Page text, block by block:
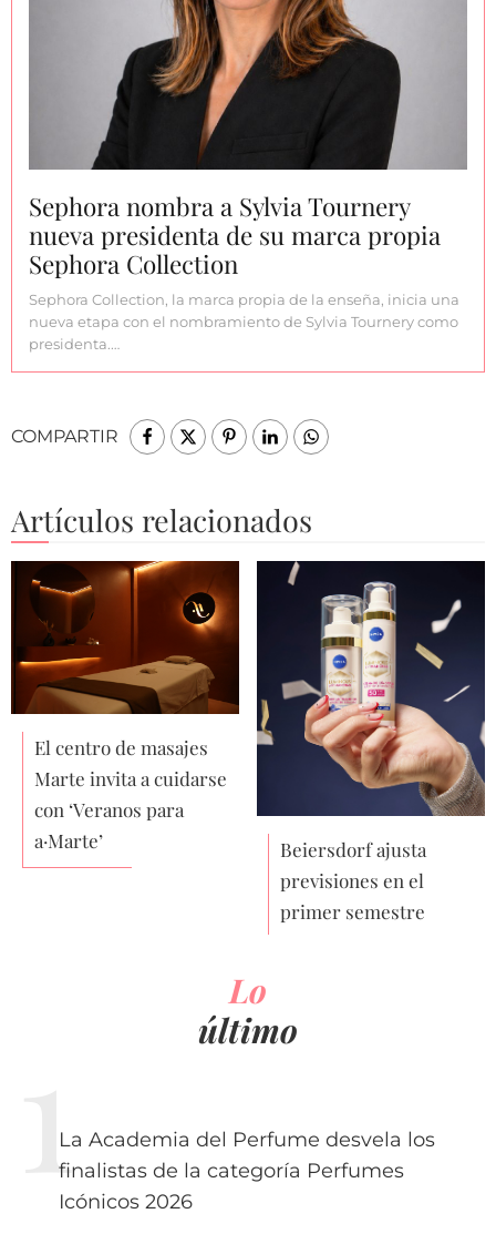
Sephora nombra a Sylvia Tournery
nueva presidenta de su marca propia
Sephora Collection
Sephora Collection, la marca propia de la enseña, inicia una
nueva etapa con el nombramiento de Sylvia Tournery como
presidenta.…
COMPARTIR
Artículos relacionados
El centro de masajes
Marte invita a cuidarse
con ‘Veranos para
a·Marte’
Beiersdorf ajusta
previsiones en el
primer semestre
Lo
último
La Academia del Perfume desvela los
finalistas de la categoría Perfumes
Icónicos 2026